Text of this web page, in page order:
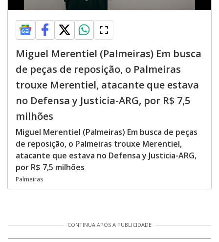
Miguel Merentiel (Palmeiras) Em busca
de peças de reposição, o Palmeiras
trouxe Merentiel, atacante que estava
no Defensa y Justicia-ARG, por R$ 7,5
milhões
Miguel Merentiel (Palmeiras) Em busca de peças
de reposição, o Palmeiras trouxe Merentiel,
atacante que estava no Defensa y Justicia-ARG,
por R$ 7,5 milhões
Palmeiras
CONTINUA APÓS A PUBLICIDADE